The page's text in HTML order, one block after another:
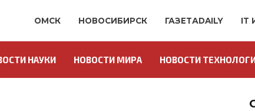
ОМСК НОВОСИБИРСК ГАЗЕТАDAILY IT
НАУКИ НОВОСТИ МИРА НОВОСТИ